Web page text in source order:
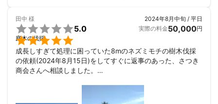
田中 様


5.0
庭木の伐採
2024年8月中旬 / 平日
実際の料金50,000円
成長しすぎて処理に困っていた8mのネズミモチの樹木伐採
の依頼(2024年8月15日)をしてすぐに返事のあった、さつき
商会さんへ相談しました。
の次の日の伐採作業(2024年8月16日)のスピード感も大変助